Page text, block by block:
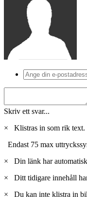
Skriv ett svar...
×
Klistras in som rik text.
Endast 75 max
×
Din länk har
×
Ditt tidigare innehåll
×
Du kan inte klistra in